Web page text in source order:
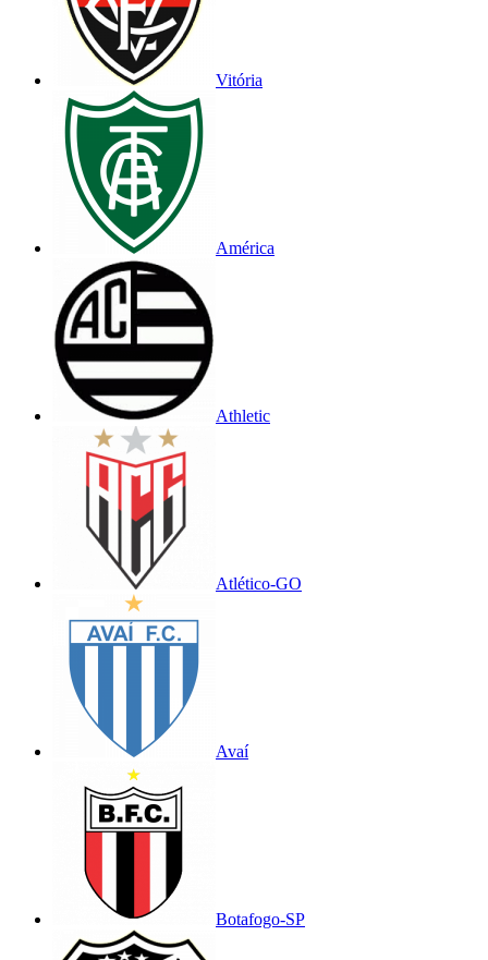
Vitória
América
Athletic
Atlético-GO
Avaí
Botafogo-SP